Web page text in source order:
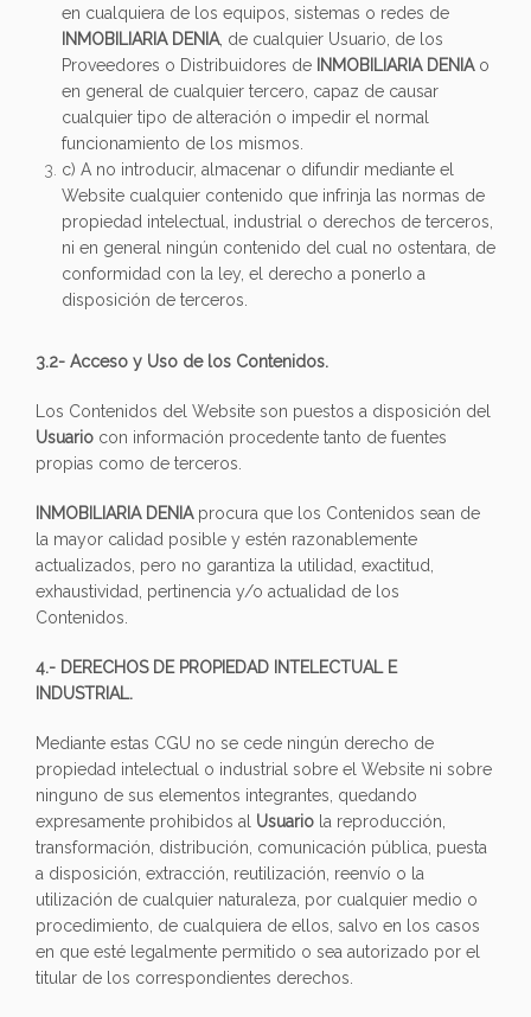
en cualquiera de los equipos, sistemas o redes de
INMOBILIARIA DENIA, de cualquier Usuario, de los
Proveedores o Distribuidores de INMOBILIARIA DENIAo
en general de cualquier tercero, capaz de causar
cualquier tipo de alteración o impedir el normal
funcionamiento de los mismos.
c) A no introducir, almacenar o difundir mediante el
Website cualquier contenido que infrinja las normas de
propiedad intelectual, industrial o derechos de terceros,
ni en general ningún contenido del cual no ostentara, de
conformidad con la ley, el derecho a ponerlo a
disposición de terceros.
3.2- Acceso y Uso de los Contenidos.
Los Contenidos del Website son puestos a disposición del
Usuario con información procedente tanto de fuentes
propias como de terceros.
INMOBILIARIA DENIAprocura que los Contenidos sean de
la mayor calidad posible y estén razonablemente
actualizados, pero no garantiza la utilidad, exactitud,
exhaustividad, pertinencia y/o actualidad de los
Contenidos.
4.- DERECHOS DE PROPIEDAD INTELECTUAL E
INDUSTRIAL.
Mediante estas CGU no se cede ningún derecho de
propiedad intelectual o industrial sobre el Website ni sobre
ninguno de sus elementos integrantes, quedando
expresamente prohibidos al Usuario la reproducción,
transformación, distribución, comunicación pública, puesta
a disposición, extracción, reutilización, reenvío o la
utilización de cualquier naturaleza, por cualquier medio o
procedimiento, de cualquiera de ellos, salvo en los casos
en que esté legalmente permitido o sea autorizado por el
titular de los correspondientes derechos.